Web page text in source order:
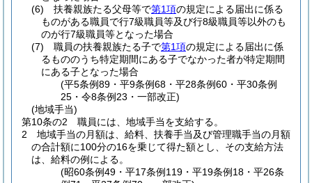
(6)
扶養親族たる父母等で第1項の規定による届出に係る
ものがある職員で行7級職員等及び行8級職員等以外のも
のが行7級職員等となった場合
(7)
職員の扶養親族たる子で第1項の規定による届出に係
るもののうち特定期間にある子でなかった者が特定期間
にある子となった場合
(平5条例89・平9条例68・平28条例60・平30条例
25・令8条例23・一部改正)
(地域手当)
第10条の2
職員には、地域手当を支給する。
2
地域手当の月額は、給料、扶養手当及び管理職手当の月額
の合計額に100分の16を乗じて得た額とし、その支給方法
は、給料の例による。
(昭60条例49・平17条例119・平19条例18・平26条